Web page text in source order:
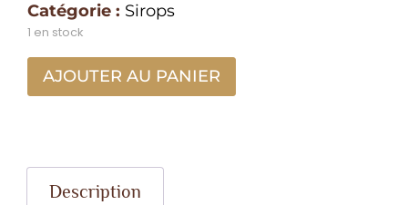
Catégorie : Sirops
1 en stock
AJOUTER AU PANIER
Description